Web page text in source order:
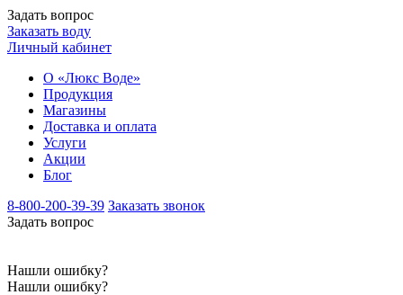
Задать вопрос
Заказать воду
Личный кабинет
О «Люкс Воде»
Продукция
Магазины
Доставка и оплата
Услуги
Акции
Блог
8-800-200-39-39 Заказать звонок
Задать вопрос
Нашли ошибку?
Нашли ошибку?